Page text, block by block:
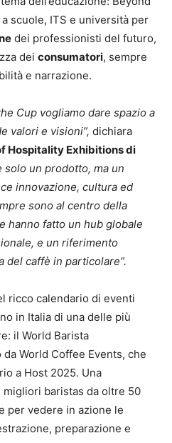
scuole, ITS e università per
dei professionisti del futuro,
dei consumatori, sempre
e narrazione.
Cup vogliamo dare spazio a
valori e visioni”, dichiara
Hospitality Exhibitions di
solo un prodotto, ma un
innovazione, cultura ed
sono al centro della
hanno fatto un hub globale
e un riferimento
caffè in particolare”.
ricco calendario di eventi
in Italia di una delle più
il World Barista
World Coffee Events, che
a Host 2025. Una
migliori baristas da oltre 50
per vedere in azione le
preparazione e